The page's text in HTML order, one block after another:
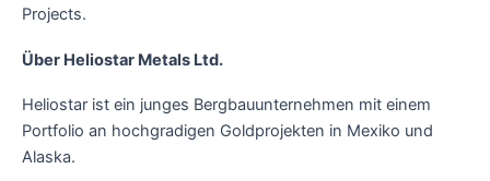
Projects.
Über Heliostar Metals Ltd.
Heliostar ist ein junges Bergbauunternehmen mit einem
Portfolio an hochgradigen Goldprojekten in Mexiko und
Alaska.